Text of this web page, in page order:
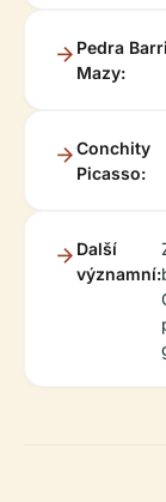
Pedra
Mazy:
Conchity
Picasso:
Další
významní: